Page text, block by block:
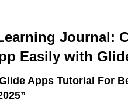
Journal:
Easily with
Apps Tutorial For